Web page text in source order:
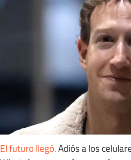
El futuro llegó.Adiós a los